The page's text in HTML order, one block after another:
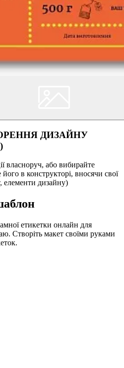
ДИЗАЙНУ
власноруч, або вибирайте
в конструкторі, вносячи свої
елементи дизайну)
етикетки онлайн для
Створіть макет своїми руками